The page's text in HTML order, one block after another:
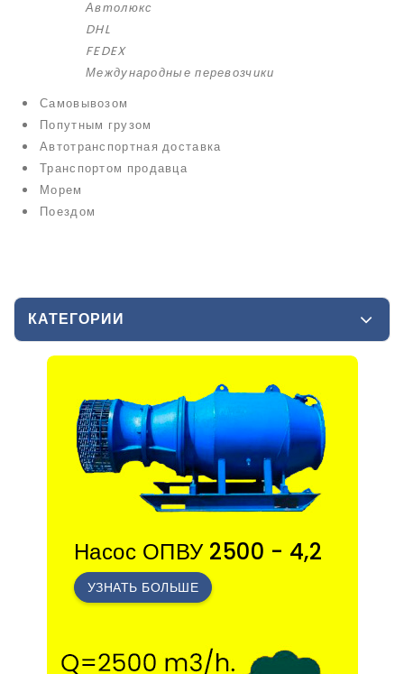
Автолюкс
DHL
FEDEX
Международные перевозчики
Самовывозом
Попутным грузом
Автотранспортная доставка
Транспортом продавца
Морем
Поездом
КАТЕГОРИИ
Насос ОПВУ 2500 - 4,2
УЗНАТЬ БОЛЬШЕ